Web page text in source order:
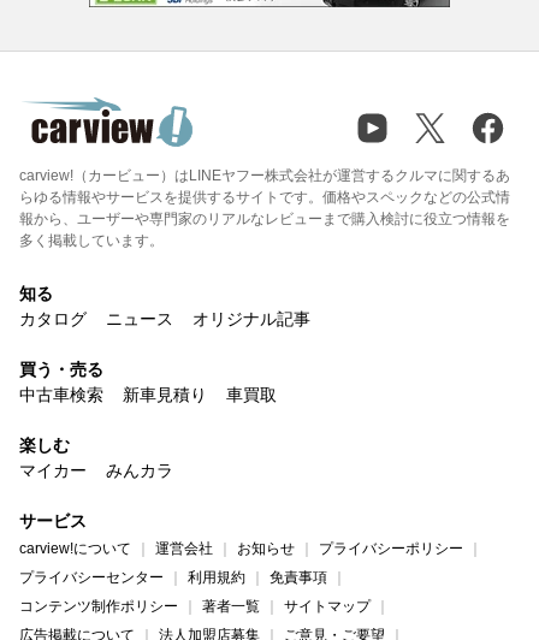
carview!（カービュー）はLINEヤフー株式会社が運営するクルマに関するあ
らゆる情報やサービスを提供するサイトです。価格やスペックなどの公式情
報から、ユーザーや専門家のリアルなレビューまで購入検討に役立つ情報を
多く掲載しています。
知る
カタログ
ニュース オリジナル記事
買う・売る
中古車検索
新車見積り 車買取
楽しむ
マイカー
みんカラ
サービス
carview!について 運営会社 お知らせ
プライバシーポリシー
プライバシーセンター
利用規約
免責事項
コンテンツ制作ポリシー
著者一覧
サイトマップ
広告掲載について
法人加盟店募集 ご意見・ご要望